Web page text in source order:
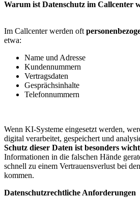
Warum ist Datenschutz im Callcenter
Im Callcenter werden oft
etwa:
Name und Adresse
Kundennummern
Vertragsdaten
Gesprächsinhalte
Telefonnummern
Wenn KI-Systeme eingesetzt werden,
digital verarbeitet, gespeichert und
Schutz dieser Daten ist besonders
Informationen in die falschen Hände
schnell zu einem Vertrauensverlust bei
kommen.
Datenschutzrechtliche Anforderungen